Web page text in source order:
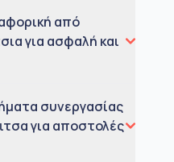
από
για ασφαλή και
συνεργασίας
για αποστολές